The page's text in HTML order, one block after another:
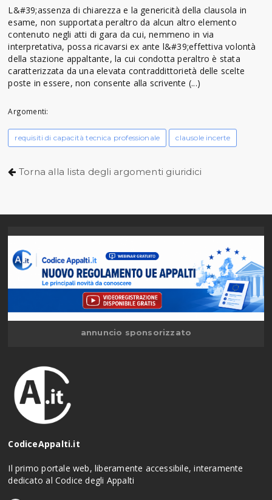
L&#39;assenza di chiarezza e la genericità della clausola in
esame, non supportata peraltro da alcun altro elemento
contenuto negli atti di gara da cui, nemmeno in via
interpretativa, possa ricavarsi ex ante l&#39;effettiva volontà
della stazione appaltante, la cui condotta peraltro è stata
caratterizzata da una elevata contraddittorietà delle scelte
poste in essere, non consente alla scrivente (...)
Argomenti:
requisiti di capacità tecnica professionale clausole incerte
Torna alla lista degli argomenti giuridici
annuncio sponsorizzato
CodiceAppalti.it
Il primo portale web, liberamente accessibile, interamente
dedicato al Codice degli Appalti